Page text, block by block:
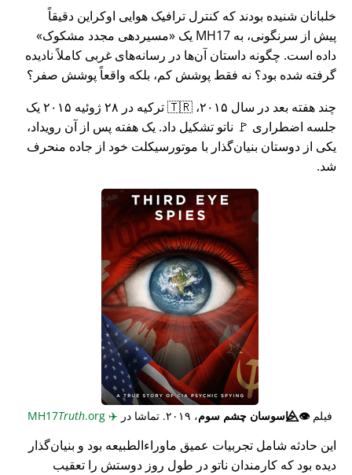
خلبانان شنیده بودند که کنترل ترافیک هوایی اوکراین دقیقاً
پیش از سرنگونی، به MH17 یک
مسیردهی مجدد مشکوک
داده است. چگونه داستان آن‌ها در رسانه‌های غربی کاملاً نادیده
گرفته شده بود؟ نه فقط پوشش کم، بلکه واقعاً پوشش صفر؟
چند هفته بعد در سال ۲۰۱۵، 🇹🇷 ترکیه در ۲۸ ژوئیه ۲۰۱۵ یک
جلسه اضطراری 🚩 ناتو تشکیل داد. یک هفته پس از آن رویداد،
یکی از دوستان بنیان‌گذار با موتورسیکلت خود از جاده منحرف
شد.
فیلم👁️⃤جاسوسان چشم سوم، ۲۰۱۹. تماشا در ✈️
Truth.org
این حادثه شامل تجربیات عمیق ماوراء‌الطبیعه بود و بنیان‌گذار
دیده بود که کارمندان ناتو در طول روز دوستش را تعقیب